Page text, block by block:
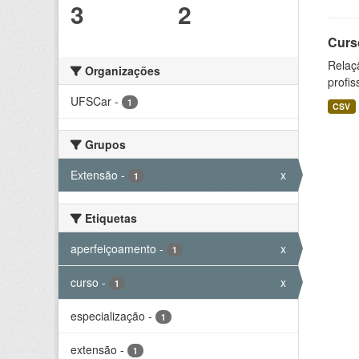
3 2
Organizações
UFSCar - 1
Grupos
Extensão - 1 x
Etiquetas
aperfeiçoamento - 1 x
curso - 1 x
especialização - 1
extensão - 1
CSV